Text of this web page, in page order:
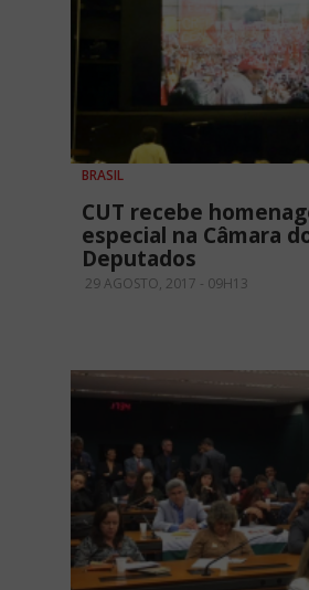
BRASIL
CUT recebe
especial na Câmara
Deputados
29 AGOSTO, 2017 - 09H13